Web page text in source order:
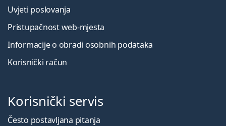
Uvjeti poslovanja
Pristupačnost web-mjesta
Informacije o obradi osobnih podataka
Korisnički račun
Korisnički servis
Često postavljana pitanja